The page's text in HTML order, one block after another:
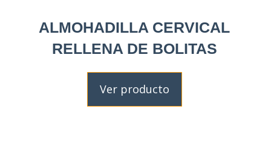
ALMOHADILLA CERVICAL
RELLENA DE BOLITAS
Ver producto